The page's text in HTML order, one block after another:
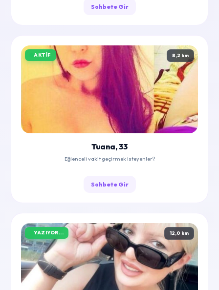
Sohbete Gir
AKTIF 8,2 km
Tuana, 33
Eğlenceli vakit geçirmek isteyenler?
Sohbete Gir
YAZIYOR... 12,0 km